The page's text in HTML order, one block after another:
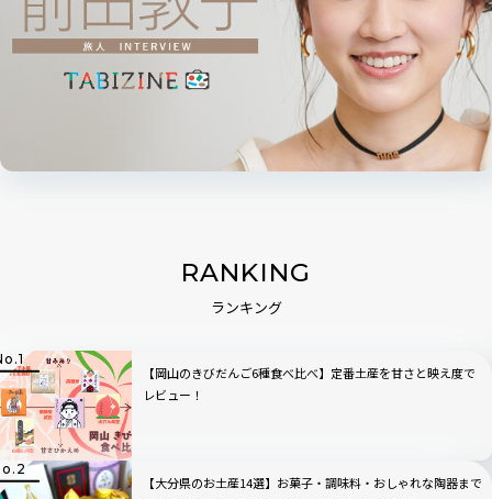
RANKING
ランキング
【岡山のきびだんご6種食べ比べ】定番土産を甘さと映え度で
レビュー！
【大分県のお土産14選】お菓子・調味料・おしゃれな陶器まで